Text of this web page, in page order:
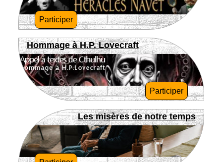
Participer
Hommage à H.P. Lovecraft
Participer
Les misères de notre temps